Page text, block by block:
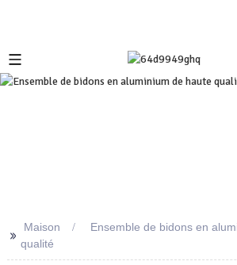
>> Maison
Ensemble de bidons en
qualité